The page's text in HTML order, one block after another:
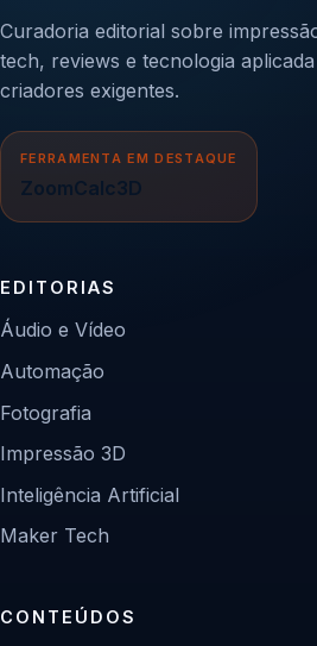
Curadoria editorial sobre
tech, reviews e tecnologia
criadores exigentes.
FERRAMENTA EM DESTAQUE
ZoomCalc3D
EDITORIAS
Áudio e Vídeo
Automação
Fotografia
Impressão 3D
Inteligência Artificial
Maker Tech
CONTEÚDOS